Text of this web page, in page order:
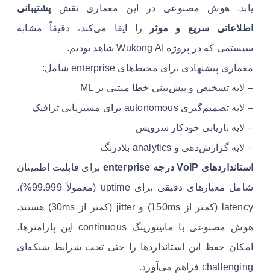
یابد. هوش مصنوعی در این معماری نقش پشتیبانی
اطلاعاتی سریع و موثر
را ایفا می‌کند، دقیقاً مشابه
سیستمی که در پروژه Wukong AI شاهد بودیم.
معماری پیشنهادی برای محیط‌های enterprise شامل:
– لایه تشخیص و پیش‌بینی خطا مبتنی بر ML
– لایه تصمیم‌گیری autonomous برای مسیریابی ترافیک
– لایه بازیابی خودکار سرویس
– لایه گزارش‌دهی و analytics بلادرنگ
استانداردهای VoIP درجه enterprise
برای قابلیت اطمینان
شامل معیارهای دقیقی برای uptime (معمولاً 99.999%)،
latency (کمتر از 150ms) و jitter (کمتر از 30ms) هستند.
هوش مصنوعی با مانیتورینگ continuous این پارامترها،
امکان حفظ این استانداردها را حتی تحت شرایط شبکه‌ای
challenging فراهم می‌آورد.